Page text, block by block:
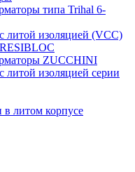
типа Trihal 6-
литой изоляцией (VCC)
ZUCCHINI
литой изоляцией серии
в литом корпусе